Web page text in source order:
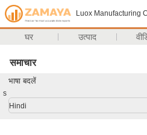
Luox Manufacturing
घर उत्पाद
समाचार
भाषा बदलें
s
Hindi